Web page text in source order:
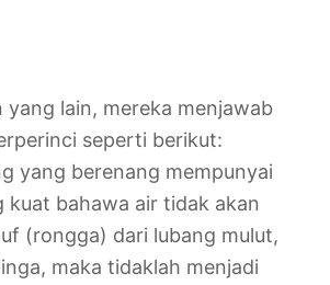
yang lain, mereka menjawab
seperti berikut:
yang berenang mempunyai
kuat bahawa air tidak akan
(rongga) dari lubang mulut,
maka tidaklah menjadi